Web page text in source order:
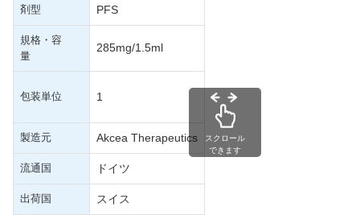
剤型 PFS
規格・容
量
285mg/1.5ml
包装単位 1
製造元 Akcea Therapeutics
流通国 ドイツ
出荷国 スイス
スクロール
できます